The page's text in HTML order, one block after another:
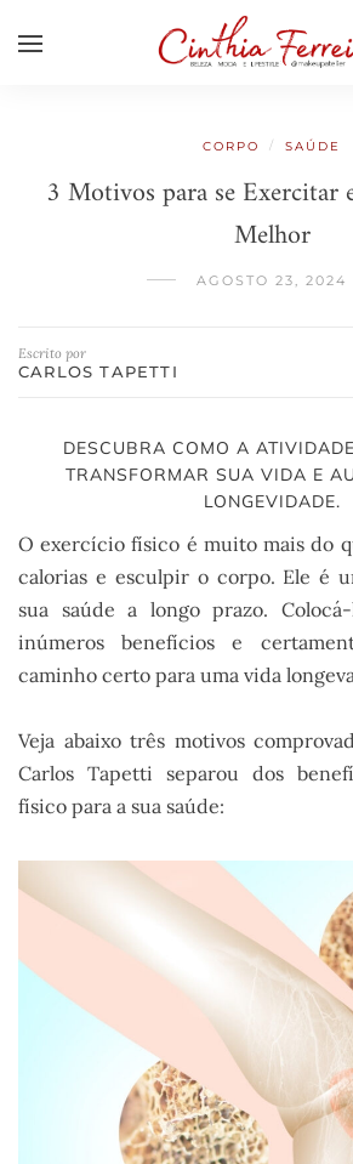
CORPO / SAÚDE
3 Motivos para se Exercitar
Melhor
AGOSTO 23, 2024
Escrito por
CARLOS TAPETTI
DESCUBRA COMO A
TRANSFORMAR SUA VIDA E
LONGEVIDADE.
O exercício físico é muito mais do
calorias e esculpir o corpo. Ele é
sua saúde a longo prazo.
inúmeros benefícios e
caminho certo para uma vida
Veja abaixo três motivos
Carlos Tapetti separou dos
físico para a sua saúde: